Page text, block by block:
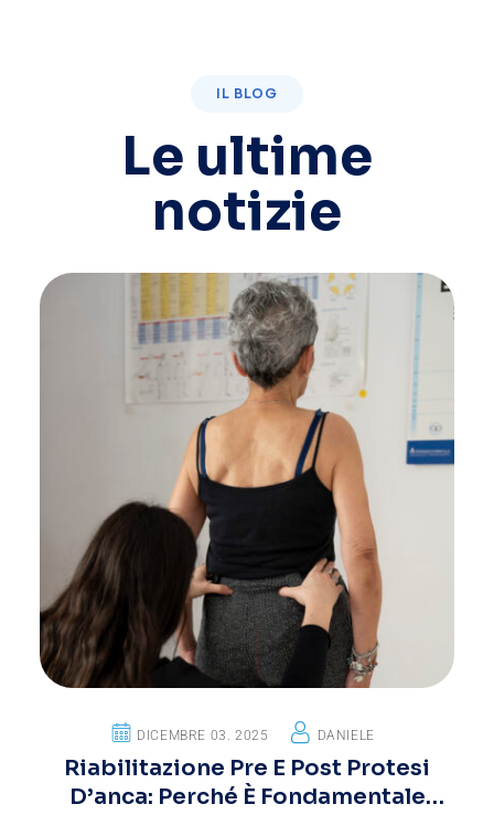
IL BLOG
Le ultime
notizie
DICEMBRE 03. 2025 DANIELE
Riabilitazione Pre E Post Protesi
D’anca: Perché È Fondamentale